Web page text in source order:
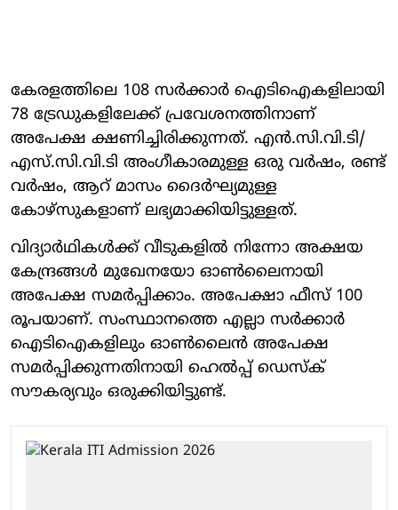
കേരളത്തിലെ 108 സർക്കാർ ഐടിഐകളിലായി
78 ട്രേഡുകളിലേക്ക് പ്രവേശനത്തിനാണ്
അപേക്ഷ ക്ഷണിച്ചിരിക്കുന്നത്. എൻ.സി.വി.ടി/
എസ്.സി.വി.ടി അംഗീകാരമുള്ള ഒരു വർഷം, രണ്ട്
വർഷം, ആറ് മാസം ദൈർഘ്യമുള്ള
കോഴ്സുകളാണ് ലഭ്യമാക്കിയിട്ടുള്ളത്.
വിദ്യാർഥികൾക്ക് വീടുകളിൽ നിന്നോ അക്ഷയ
കേന്ദ്രങ്ങൾ മുഖേനയോ ഓൺലൈനായി
അപേക്ഷ സമർപ്പിക്കാം. അപേക്ഷാ ഫീസ് 100
രൂപയാണ്. സംസ്ഥാനത്തെ എല്ലാ സർക്കാർ
ഐടിഐകളിലും ഓൺലൈൻ അപേക്ഷ
സമർപ്പിക്കുന്നതിനായി ഹെൽപ്പ് ഡെസ്ക്
സൗകര്യവും ഒരുക്കിയിട്ടുണ്ട്.